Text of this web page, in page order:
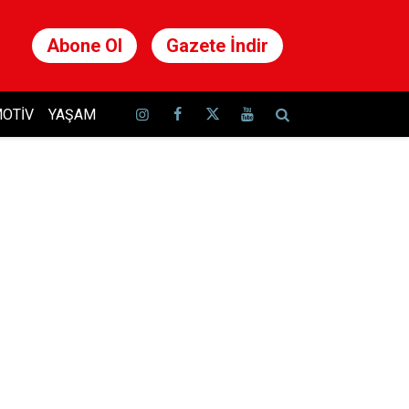
Abone Ol Gazete İndir
YAŞAM